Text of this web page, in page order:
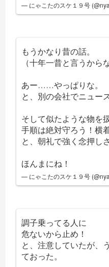
— にゃこたのスケ１９号
もうかなり昔の話。
（十年一昔と言うから
あー……やっぱりな。
と、別の会社でニュー
そして似たような物を
手順は絶対守ろう！横
と、朝礼で強く念押し
ほんまにね！
— にゃこたのスケ１９号
調子乗ってる人に
危ないから止め！
と、注意していたが、
ておった。